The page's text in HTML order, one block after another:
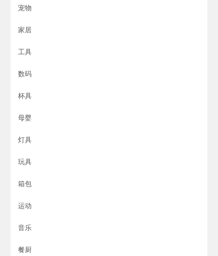
宠物
家居
工具
数码
杯具
母婴
灯具
玩具
箱包
运动
音乐
餐厨